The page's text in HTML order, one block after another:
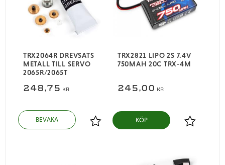
TRX2064R DREVSATS
METALL TILL SERVO
2065R/2065T
248,75 KR
Lägg till i favoriter
TRX2821 LIPO 2S 7.4V
750MAH 20C TRX-4M
245,00 KR
Lägg till i
KÖP